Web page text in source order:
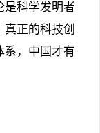
是科学发明者
正的科技创
系，中国才有